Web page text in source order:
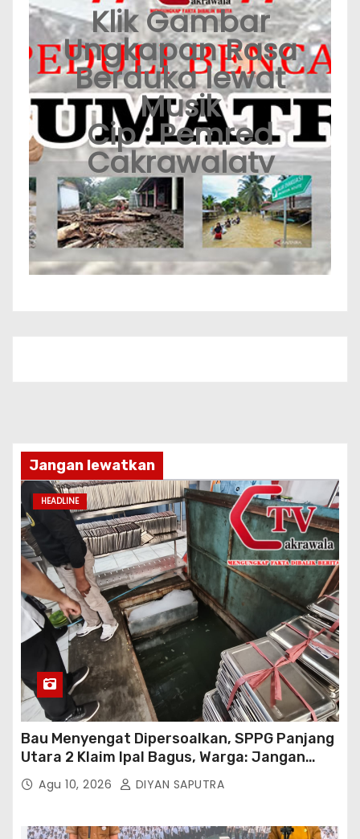
Klik Gambar
Ungkapan Rasa
Berduka lewat
Musik
Cip : Pemred
Cakrawalatv
Jangan lewatkan
HEADLINE
Bau Menyengat Dipersoalkan, SPPG Panjang
Utara 2 Klaim Ipal Bagus, Warga: Jangan
Buang Limbah Ke Drainase Kami
Agu 10, 2026 DIYAN SAPUTRA